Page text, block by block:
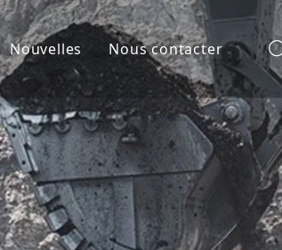
Nouvelles
Nouvelles de la société
Projets
Nous contacter